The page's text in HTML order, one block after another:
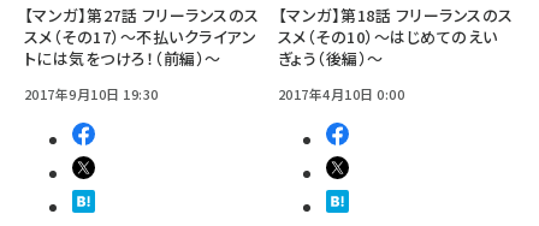
【マンガ】第27話 フリーランスのス
スメ（その17）～不払いクライアン
トには気をつけろ！（前編）～
2017年9月10日 19:30
【マンガ】第18話 フリーランスのス
スメ（その10）～はじめてのえい
ぎょう（後編）～
2017年4月10日 0:00